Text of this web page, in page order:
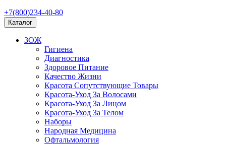
+7(800)234-40-80
Каталог
ЗОЖ
Гигиена
Диагностика
Здоровое Питание
Качество Жизни
Красота Сопутствующие Товары
Красота-Уход За Волосами
Красота-Уход За Лицом
Красота-Уход За Телом
Наборы
Народная Медицина
Офтальмология